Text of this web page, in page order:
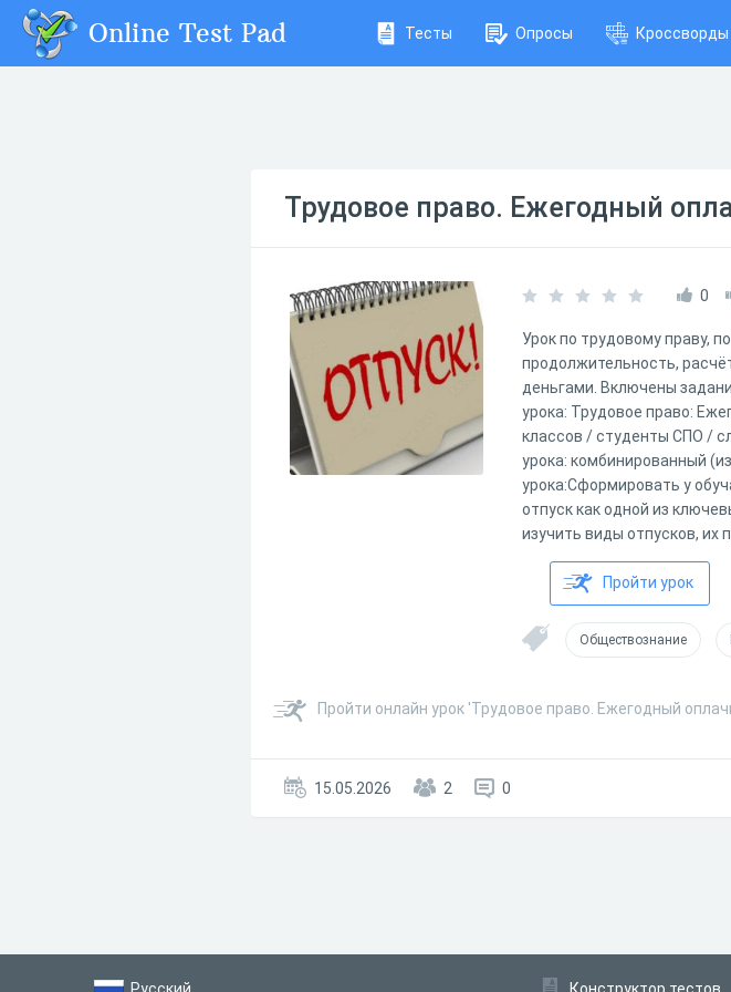
Online Test Pad Тесты Опросы Кроссворды
Трудовое право. Ежегодный
0
Урок по трудовому праву,
продолжительность,
деньгами. Включены
урока: Трудовое право:
классов / студенты СПО /
урока: комбинированный
урока:Сформировать у
отпуск как одной из
изучить виды отпусков, их
Пройти урок
Обществознание
Пройти онлайн урок 'Трудовое право. Ежегодный
15.05.2026 2 0